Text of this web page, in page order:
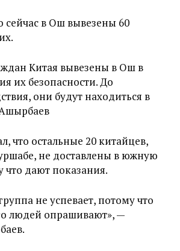
сейчас в Ош вывезены 60
Китая вывезены в Ош в
их безопасности. До
они будут находиться в
что остальные 20 китайцев,
не доставлены в южную
что дают показания.
не успевает, потому что
людей опрашивают», —